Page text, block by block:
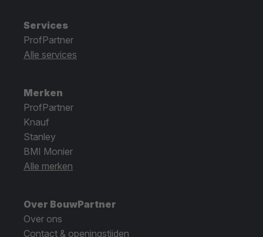
Services
ProfPartner
Alle services
Merken
ProfPartner
Knauf
Stanley
BMI Monier
Alle merken
Over BouwPartner
Over ons
Contact & openingstijden